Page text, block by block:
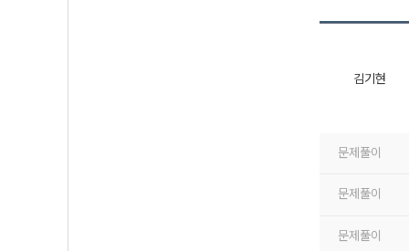
김기현
문제풀이
문제풀이
문제풀이